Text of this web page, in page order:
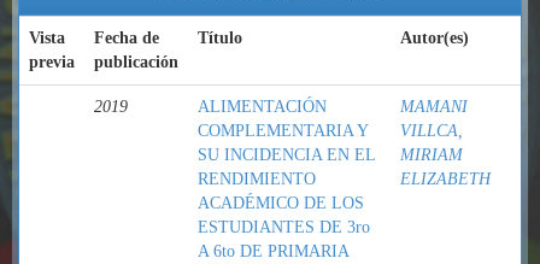
Vista
previa
Fecha de
publicación
Título Autor(es)
2019
ALIMENTACIÓN
COMPLEMENTARIA Y
SU INCIDENCIA EN EL
RENDIMIENTO
ACADÉMICO DE LOS
ESTUDIANTES DE 3ro
A 6to DE PRIMARIA
MAMANI
VILLCA,
MIRIAM
ELIZABETH